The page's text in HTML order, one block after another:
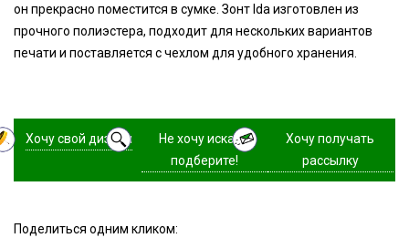
он прекрасно поместится в сумке. Зонт Ida изготовлен из
прочного полиэстера, подходит для нескольких вариантов
печати и поставляется с чехлом для удобного хранения.
Хочу свой дизайн
Не хочу искать,
подберите!
Хочу получать
рассылку
Поделиться одним кликом: